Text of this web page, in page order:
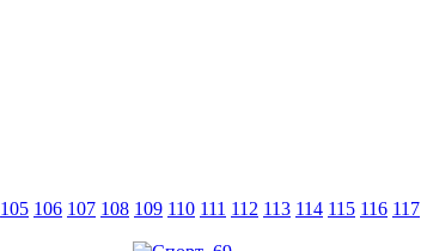
105 106 107 108 109 110 111 112 113 114 115 116 117